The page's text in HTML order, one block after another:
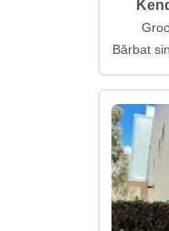
Bărbat